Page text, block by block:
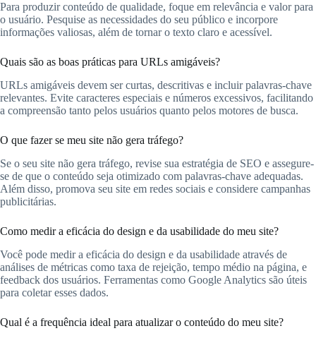
Para produzir conteúdo de qualidade, foque em relevância e valor para
o usuário. Pesquise as necessidades do seu público e incorpore
informações valiosas, além de tornar o texto claro e acessível.
Quais são as boas práticas para URLs amigáveis?
URLs amigáveis devem ser curtas, descritivas e incluir palavras-chave
relevantes. Evite caracteres especiais e números excessivos, facilitando
a compreensão tanto pelos usuários quanto pelos motores de busca.
O que fazer se meu site não gera tráfego?
Se o seu site não gera tráfego, revise sua estratégia de SEO e assegure-
se de que o conteúdo seja otimizado com palavras-chave adequadas.
Além disso, promova seu site em redes sociais e considere campanhas
publicitárias.
Como medir a eficácia do design e da usabilidade do meu site?
Você pode medir a eficácia do design e da usabilidade através de
análises de métricas como taxa de rejeição, tempo médio na página, e
feedback dos usuários. Ferramentas como Google Analytics são úteis
para coletar esses dados.
Qual é a frequência ideal para atualizar o conteúdo do meu site?